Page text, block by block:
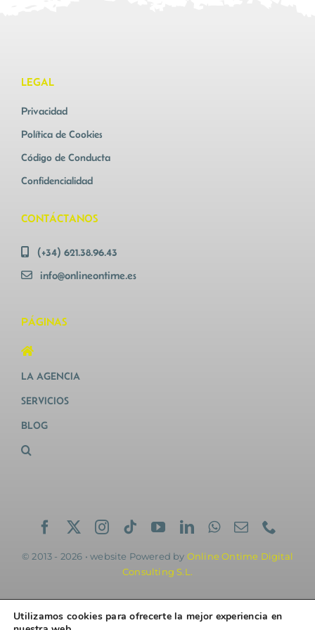
LEGAL
Privacidad
Política de Cookies
Código de Conducta
Confidencialidad
CONTÁCTANOS
(+34) 621.38.96.43
info@onlineontime.es
PÁGINAS
LA AGENCIA
SERVICIOS
BLOG
© 2013 - 2026 • website Powered by Online Ontime Digital
Consulting S.L.
Utilizamos cookies para ofrecerte la mejor experiencia en